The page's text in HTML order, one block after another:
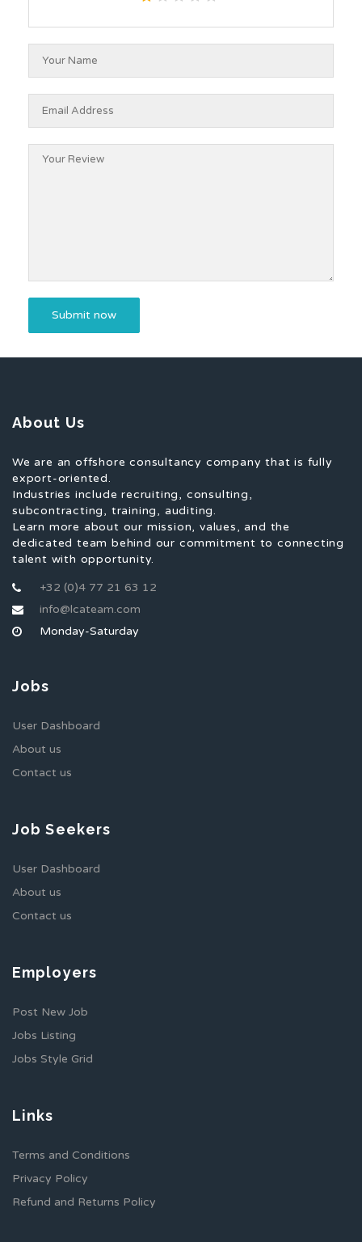
About Us
We are an offshore consultancy company that is fully
export-oriented.
Industries include recruiting, consulting,
subcontracting, training, auditing.
Learn more about our mission, values, and the
dedicated team behind our commitment to connecting
talent with opportunity.
+32 (0)4 77 21 63 12
info@lcateam.com
Monday-Saturday
Jobs
User Dashboard
About us
Contact us
Job Seekers
User Dashboard
About us
Contact us
Employers
Post New Job
Jobs Listing
Jobs Style Grid
Links
Terms and Conditions
Privacy Policy
Refund and Returns Policy